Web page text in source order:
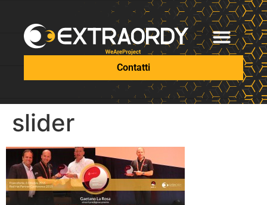
Contatti
slider